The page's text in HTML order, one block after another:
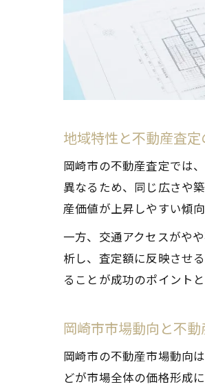
地域特性と不動産査
岡崎市の不動産査定では
異なるため、同じ広さや
産価値が上昇しやすい傾向
一方、交通アクセスがや
析し、査定額に反映させ
ることが成功のポイントと
岡崎市市場動向と不
岡崎市の不動産市場動向
どが市場全体の価格形成